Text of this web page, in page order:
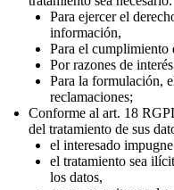
Para ejercer el
información,
Para el cumplimiento
Por razones de
Para la formulación,
reclamaciones;
Conforme al art. 18
del tratamiento de sus
el interesado
el tratamiento sea
los datos,